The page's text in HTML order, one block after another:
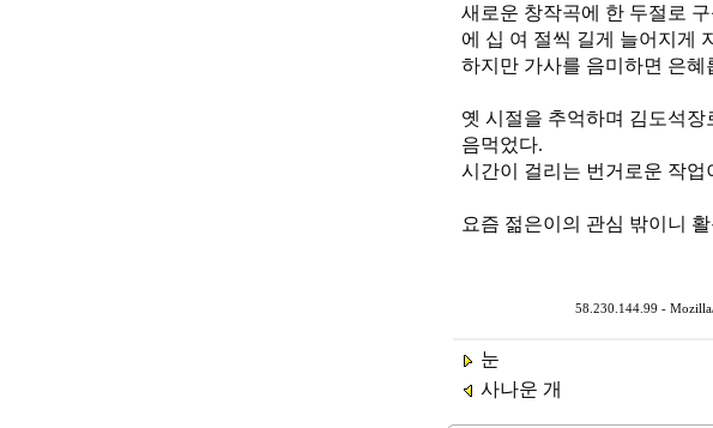
새로운 창작곡에 한 두절로
에 십 여 절씩 길게 늘어지게
하지만 가사를 음미하면 은혜
옛 시절을 추억하며 김도석
음먹었다.
시간이 걸리는 번거로운 작
요즘 젊은이의 관심 밖이니
58.230.144.99 -
눈
사나운 개